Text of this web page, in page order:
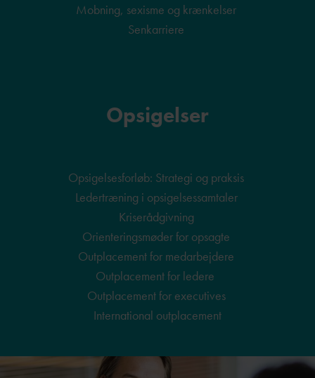
Mobning, sexisme og krænkelser
Senkarriere
Opsigelser
Opsigelsesforløb: Strategi og praksis
Ledertræning i opsigelsessamtaler
Kriserådgivning
Orienteringsmøder for opsagte
Outplacement for medarbejdere
Outplacement for ledere
Outplacement for executives
International outplacement